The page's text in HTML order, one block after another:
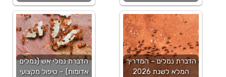
הדברת נמלים – המדריך
המלא לשנת 2026
הדברת נמלי אש (נמלים
אדומות) – טיפול מקצועי